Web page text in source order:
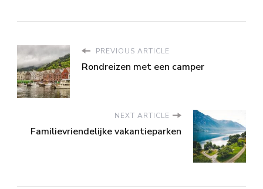
PREVIOUS ARTICLE
Rondreizen met een camper
NEXT ARTICLE
Familievriendelijke vakantieparken